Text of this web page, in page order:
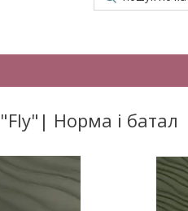
Норма і батал